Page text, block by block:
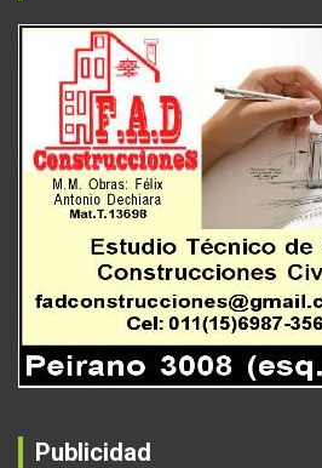
Publicidad